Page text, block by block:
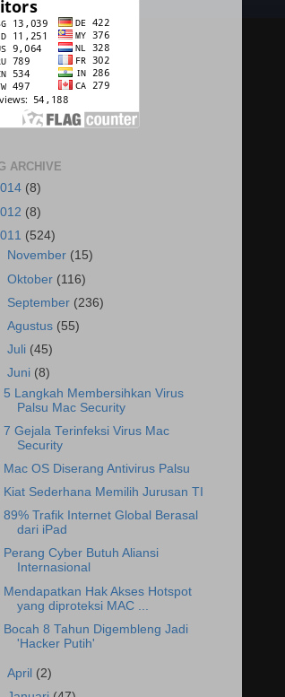
ARCHIVE
(8)
(8)
(524)
November (15)
Oktober (116)
September (236)
Agustus (55)
Juli (45)
Juni (8)
5 Langkah Membersihkan Virus
Palsu Mac Security
7 Gejala Terinfeksi Virus Mac
Security
Mac OS Diserang Antivirus Palsu
Kiat Sederhana Memilih Jurusan TI
89% Trafik Internet Global Berasal
dari iPad
Perang Cyber Butuh Aliansi
Internasional
Mendapatkan Hak Akses Hotspot
yang diproteksi MAC ...
Bocah 8 Tahun Digembleng Jadi
'Hacker Putih'
April (2)